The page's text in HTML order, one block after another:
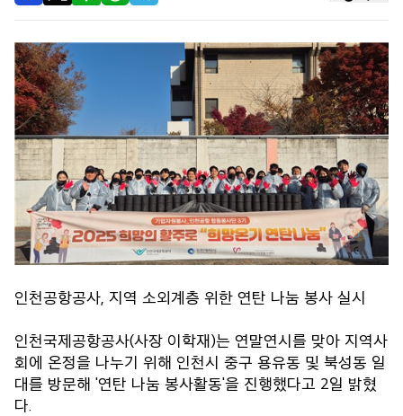
인천공항공사, 지역 소외계층 위한 연탄 나눔 봉사 실시
인천국제공항공사(사장 이학재)는 연말연시를 맞아 지역사
회에 온정을 나누기 위해 인천시 중구 용유동 및 북성동 일
대를 방문해 '연탄 나눔 봉사활동'을 진행했다고 2일 밝혔
다.